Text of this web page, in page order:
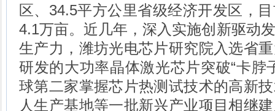
区、34.5平方公里省级经济开发区，
4.1万亩。近几年，深入实施创新驱动
生产力，潍坊光电芯片研究院入选省
研发的大功率晶体激光芯片突破“卡脖
球第二家掌握芯片热测试技术的高新
人生产基地等一批新兴产业项目相继